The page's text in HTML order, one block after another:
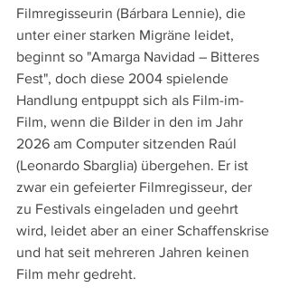
Filmregisseurin (Bárbara Lennie), die
unter einer starken Migräne leidet,
beginnt so "Amarga Navidad – Bitteres
Fest", doch diese 2004 spielende
Handlung entpuppt sich als Film-im-
Film, wenn die Bilder in den im Jahr
2026 am Computer sitzenden Raúl
(Leonardo Sbarglia) übergehen. Er ist
zwar ein gefeierter Filmregisseur, der
zu Festivals eingeladen und geehrt
wird, leidet aber an einer Schaffenskrise
und hat seit mehreren Jahren keinen
Film mehr gedreht.